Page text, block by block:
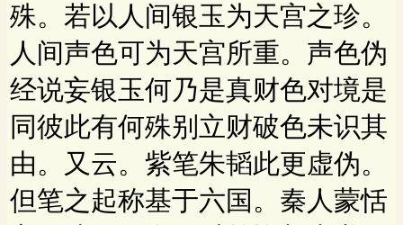
殊。若以人间银玉为天宫之珍。
人间声色可为天宫所重。声色伪
经说妄银玉何乃是真财色对境是
同彼此有何殊别立财破色未识其
由。又云。紫笔朱韬此更虚伪。
但笔之起称基于六国。秦人蒙恬